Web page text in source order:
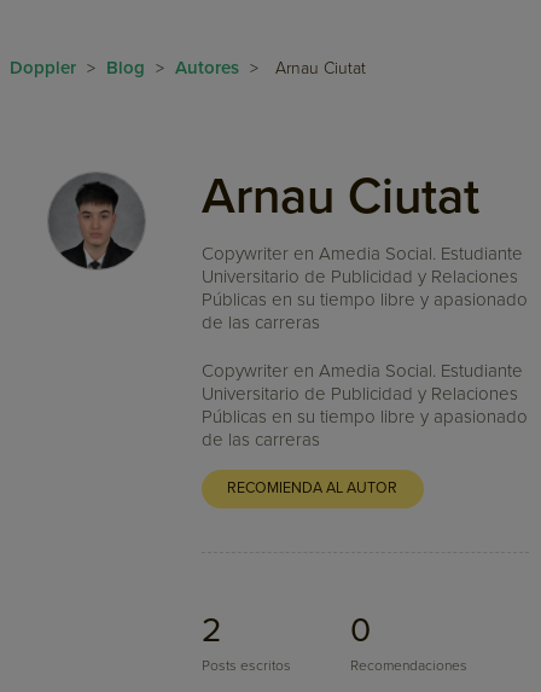
Doppler > Blog > Autores > Arnau Ciutat
Arnau Ciutat
Copywriter en Amedia Social. Estudiante
Universitario de Publicidad y Relaciones
Públicas en su tiempo libre y apasionado
de las carreras
Copywriter en Amedia Social. Estudiante
Universitario de Publicidad y Relaciones
Públicas en su tiempo libre y apasionado
de las carreras
RECOMIENDA AL AUTOR
2
Posts escritos
0
Recomendaciones